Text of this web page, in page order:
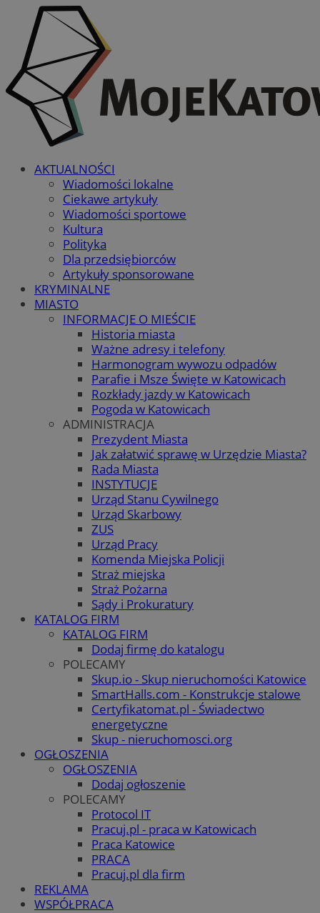
AKTUALNOŚCI
Wiadomości lokalne
Ciekawe artykuły
Wiadomości sportowe
Kultura
Polityka
Dla przedsiębiorców
Artykuły sponsorowane
KRYMINALNE
MIASTO
INFORMACJE O MIEŚCIE
Historia miasta
Ważne adresy i telefony
Harmonogram wywozu odpadów
Parafie i Msze Święte w Katowicach
Rozkłady jazdy w Katowicach
Pogoda w Katowicach
ADMINISTRACJA
Prezydent Miasta
Jak załatwić sprawę w Urzędzie Miasta?
Rada Miasta
INSTYTUCJE
Urząd Stanu Cywilnego
Urząd Skarbowy
ZUS
Urząd Pracy
Komenda Miejska Policji
Straż miejska
Straż Pożarna
Sądy i Prokuratury
KATALOG FIRM
KATALOG FIRM
Dodaj firmę do katalogu
POLECAMY
Skup.io - Skup nieruchomości Katowice
SmartHalls.com - Konstrukcje stalowe
Certyfikatomat.pl - Świadectwo
energetyczne
Skup - nieruchomosci.org
OGŁOSZENIA
OGŁOSZENIA
Dodaj ogłoszenie
POLECAMY
Protocol IT
Pracuj.pl - praca w Katowicach
Praca Katowice
PRACA
Pracuj.pl dla firm
REKLAMA
WSPÓŁPRACA